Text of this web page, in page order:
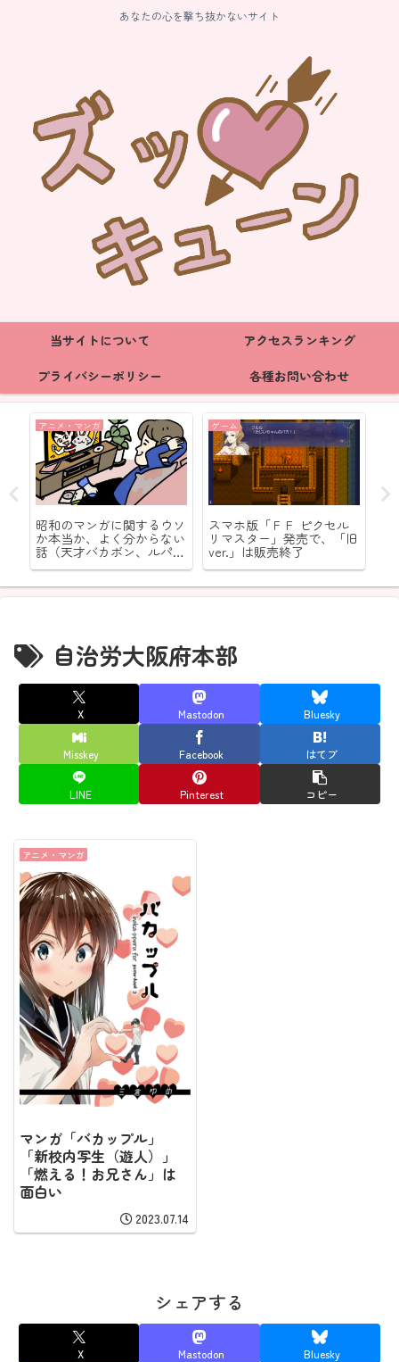
あなたの心を撃ち抜かないサイト
当サイトについて
アクセスランキング
プライバシーポリシー
各種お問い合わせ
アニメ・マンガ
昭和のマンガに関するウソ
か本当か、よく分からない
話（天才バカボン、ルパン
三世）
ゲーム
スマホ版「ＦＦ ピクセル
リマスター」発売で、「旧
ver.」は販売終了
自治労大阪府本部
X Mastodon Bluesky
Misskey Facebook はてブ
LINE Pinterest コピー
アニメ・マンガ
マンガ「バカップル」
「新校内写生（遊人）」
「燃える！お兄さん」は
面白い
2023.07.14
シェアする
X Mastodon Bluesky